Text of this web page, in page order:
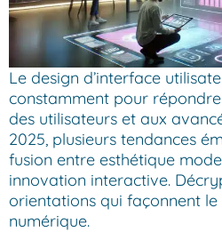
Le design d’interface
constamment pour
des utilisateurs et aux
2025, plusieurs tendances
fusion entre esthétique
innovation interactive.
orientations qui façonnent
numérique.